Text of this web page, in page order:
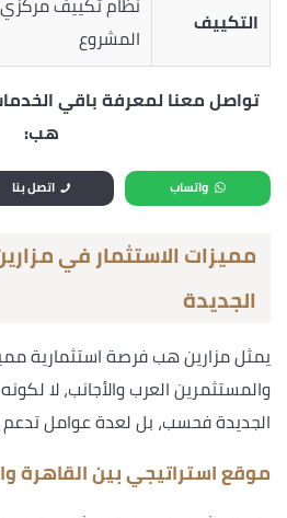
التكييف
المشروع
تواصل معنا لمعرفة باقي
هب:
واتساب اتصل بنا
مميزات الاستثمار في
الجديدة
يمثل مزارين هب فرصة استثمارية
والمستثمرين العرب والأجانب، لا
الجديدة فحسب، بل لعدة عوامل تدعم
موقع استراتيجي بين القاهرة